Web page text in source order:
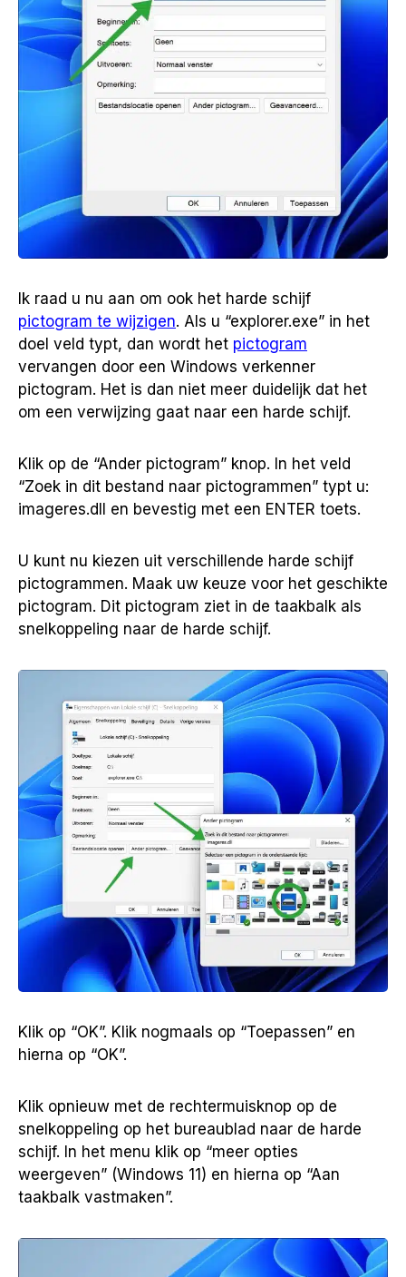
Ik raad u nu aan om ook het harde schijf
pictogram te wijzigen. Als u “explorer.exe” in het
doel veld typt, dan wordt het pictogram
vervangen door een Windows verkenner
pictogram. Het is dan niet meer duidelijk dat het
om een verwijzing gaat naar een harde schijf.
Klik op de “Ander pictogram” knop. In het veld
“Zoek in dit bestand naar pictogrammen” typt u:
imageres.dll en bevestig met een ENTER toets.
U kunt nu kiezen uit verschillende harde schijf
pictogrammen. Maak uw keuze voor het geschikte
pictogram. Dit pictogram ziet in de taakbalk als
snelkoppeling naar de harde schijf.
Klik op “OK”. Klik nogmaals op “Toepassen” en
hierna op “OK”.
Klik opnieuw met de rechtermuisknop op de
snelkoppeling op het bureaublad naar de harde
schijf. In het menu klik op “meer opties
weergeven” (Windows 11) en hierna op “Aan
taakbalk vastmaken”.